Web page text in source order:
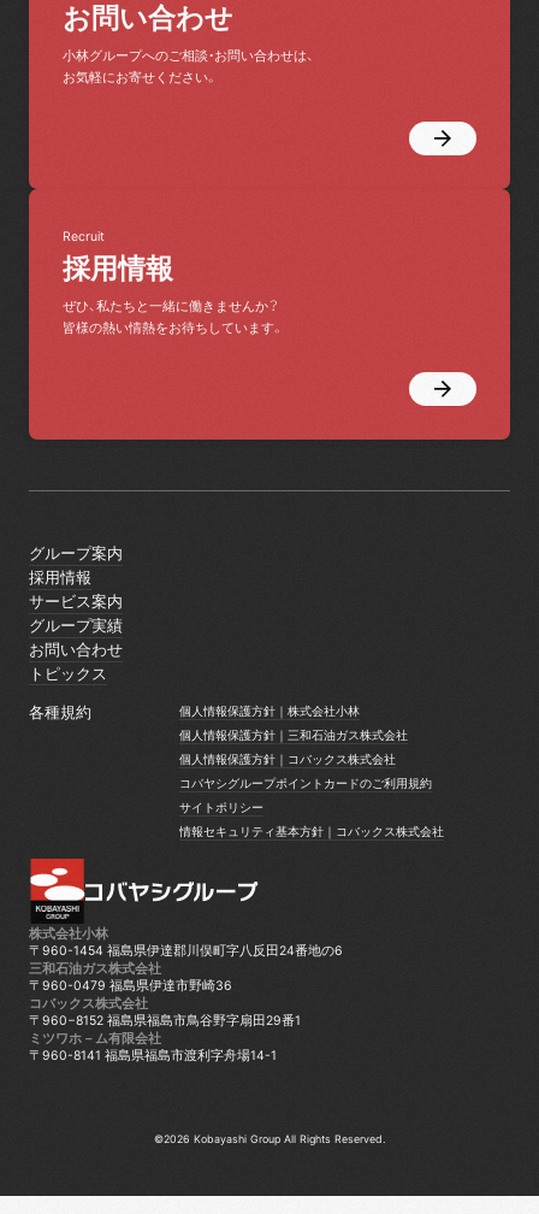
お問い合わせ
小林グループへのご相談・お問い合わせは、
お気軽にお寄せください。
採用情報
Recruit
ぜひ、私たちと一緒に働きませんか？
皆様の熱い情熱をお待ちしています。
株式会社小林
〒960-1454 福島県伊達郡川俣町字八反田24番地の6
三和石油ガス株式会社
〒960-0479 福島県伊達市野崎36
コバックス株式会社
〒960−8152 福島県福島市鳥谷野字扇田29番1
ミツワホ－ム有限会社
〒960-8141 福島県福島市渡利字舟場14-1
グループ案内
グループ案内
採用情報
採用情報
サービス案内
サービス案内
グループ実績
グループ実績
お問い合わせ
お問い合わせ
トピックス
各種規約
個人情報保護方針｜株式会社小林
個人情報保護方針｜株式会社小林
個人情報保護方針｜三和石油ガス株式会社
個人情報保護方針｜三和石油ガス株式会社
個人情報保護方針｜コバックス株式会社
個人情報保護方針｜コバックス株式会社
コバヤシグループポイントカードのご利用規約
コバヤシグループポイントカードのご利用規約
サイトポリシー
サイトポリシー
情報セキュリティ基本方針｜コバックス株式会社
©2026 Kobayashi Group All Rights Reserved.